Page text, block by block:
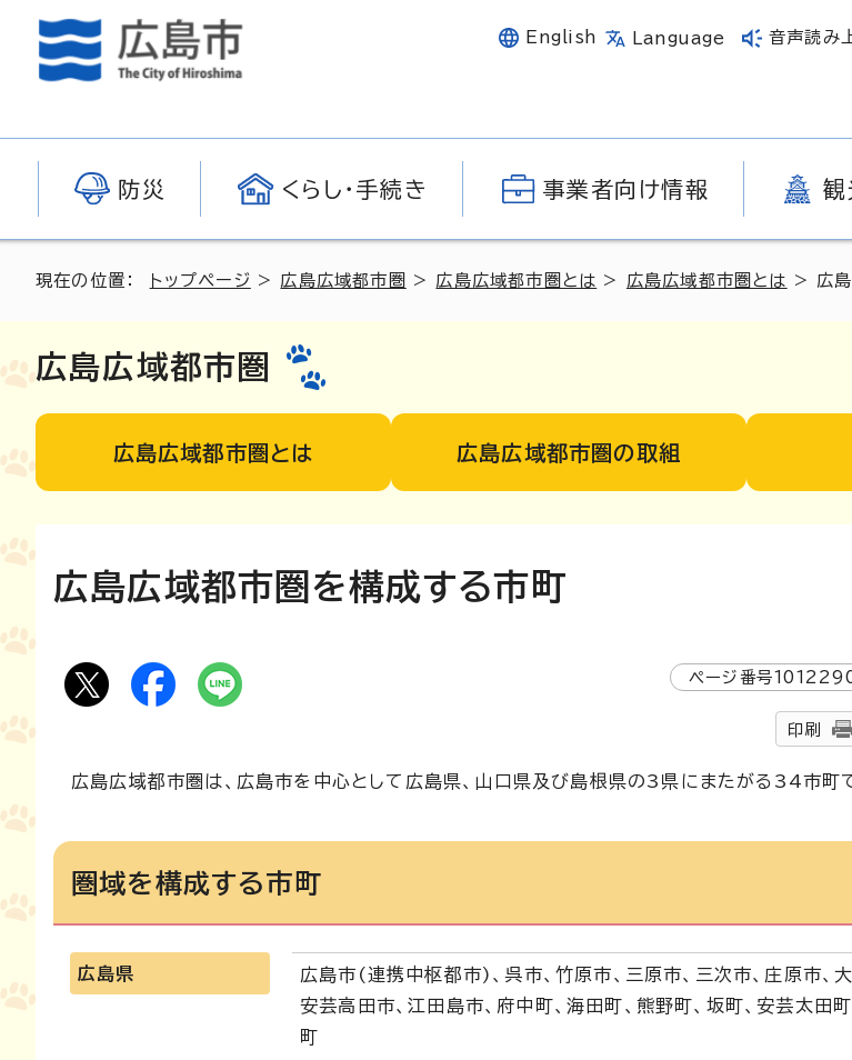
English Language 音声読み
防災 くらし・手続き 事業者向け情報 観
現在の位置： トップページ > 広島広域都市圏 > 広島広域都市圏とは > 広島広域都市圏とは > 広島
広島広域都市圏
広島広域都市圏とは 広島広域都市圏の取組
広島広域都市圏を構成する市町
ページ番号
印刷
広島広域都市圏は、広島市を中心として広島県、山口県及び島根県の3県にまたがる34市町
圏域を構成する市町
広島県
広島市(連携中枢都市)、呉市、竹原市、三原市、三次市、庄原市、大
安芸高田市、江田島市、府中町、海田町、熊野町、坂町、安芸太田
町